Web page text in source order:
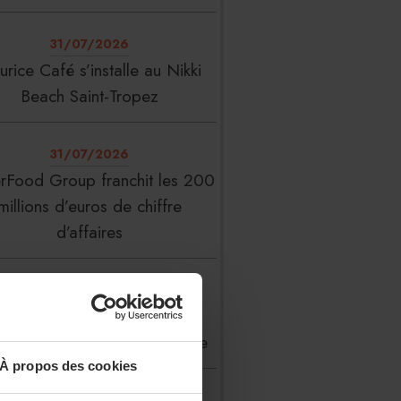
À propos des cookies
31/07/2026
Café s’installe au Nikki
Beach Saint-Tropez
31/07/2026
Group franchit les 200
d’euros de chiffre
d’affaires
31/07/2026
Liste : La Réserve Paris de
meilleur hôtel du monde